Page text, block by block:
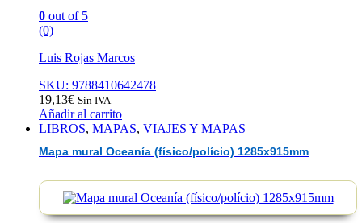
0 out of 5
(0)
Luis Rojas Marcos
SKU: 9788410642478
19,13€ Sin IVA
Añadir al carrito
LIBROS, MAPAS, VIAJES Y MAPAS
Mapa mural Oceanía (físico/polício) 1285x915mm